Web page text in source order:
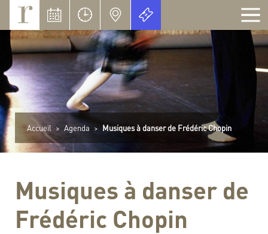
Accueil > Agenda > Musiques à danser de Frédéric Chopin
Musiques à danser de
Frédéric Chopin
Panneau de gestion des cookies